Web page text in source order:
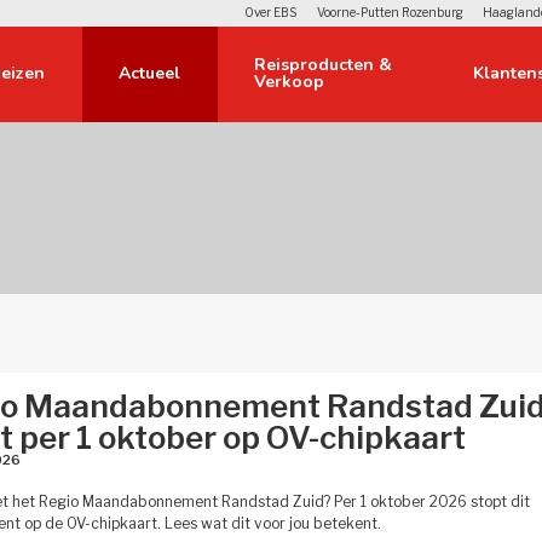
Over EBS Voorne-Putten Rozenburg
Actueel Reisproducten &
Verkoop
bus
en privacy
Maandabonnement Randstad
per 1 oktober op OV-chipkaart
het Regio Maandabonnement Randstad Zuid? Per 1 oktober 2026 stopt dit
op de OV-chipkaart. Lees wat dit voor jou betekent.